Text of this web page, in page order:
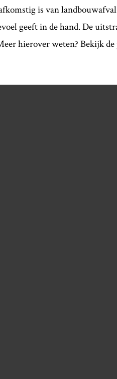
is van
geeft in de hand. De
hierover weten? Bekijk de